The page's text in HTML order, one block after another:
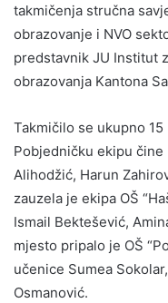
takmičenja stručna
obrazovanje i NVO
predstavnik JU Institut
obrazovanja Kantona
Takmičilo se ukupno
Pobjedničku ekipu čine
Alihodžić, Harun
zauzela je ekipa OŠ
Ismail Bektešević,
mjesto pripalo je OŠ
učenice Sumea
Osmanović.